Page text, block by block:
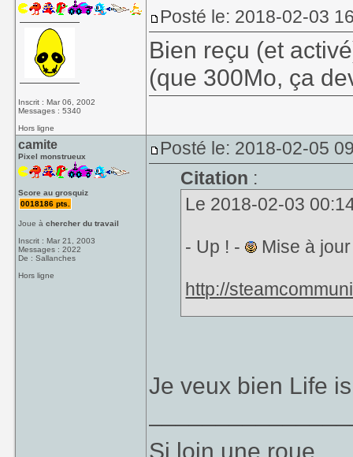
Inscrit : Mar 06, 2002
Messages : 5340
Hors ligne
Posté le: 2018-02-03
Bien reçu (et
(que 300Mo, ça
camite
Pixel monstrueux
Score au grosquiz
0018186 pts.
Joue àchercher du travail
Inscrit : Mar 21, 2003
Messages : 2022
De : Sallanches
Hors ligne
Posté le: 2018-02-05
Citation :
Le 2018-02-03
- Up ! - Mise à
http://
Je veux bien Life
Si loin une roue